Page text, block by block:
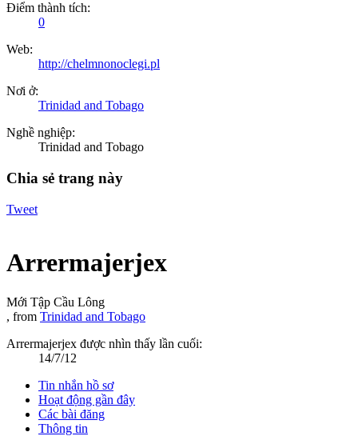
Điểm thành tích:
0
Web:
http://chelmnonoclegi.pl
Nơi ở:
Trinidad and Tobago
Nghề nghiệp:
Trinidad and Tobago
Chia sẻ trang này
Tweet
Arrermajerjex
Mới Tập Cầu Lông
, from Trinidad and Tobago
Arrermajerjex được nhìn thấy lần cuối:
14/7/12
Tin nhắn hồ sơ
Hoạt động gần đây
Các bài đăng
Thông tin